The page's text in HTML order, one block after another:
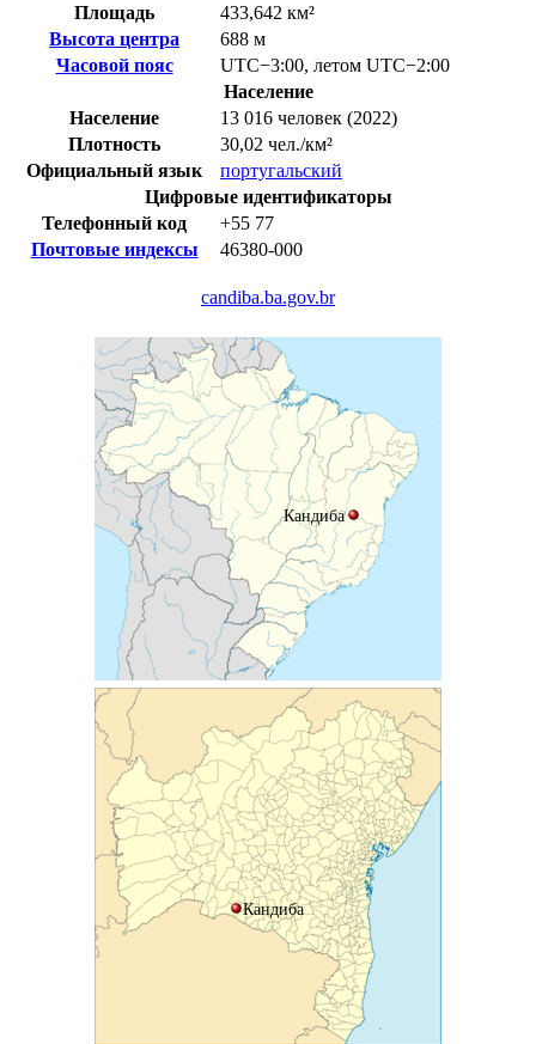
Площадь
433,642 км²
Высота центра
688 м
Часовой пояс
UTC−3:00, летом UTC−2:00
Население
Население
13 016 человек (2022)
Плотность
30,02 чел./км²
Официальный язык
португальский
Цифровые идентификаторы
Телефонный код
+55 77
Почтовые индексы
46380-000
candiba.ba.gov.br
Кандиба
Кандиба